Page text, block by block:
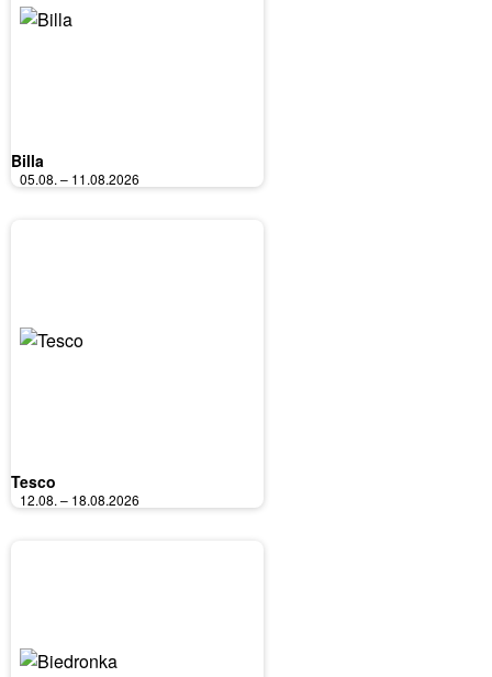
Billa
05.08. – 11.08.2026
Tesco
12.08. – 18.08.2026